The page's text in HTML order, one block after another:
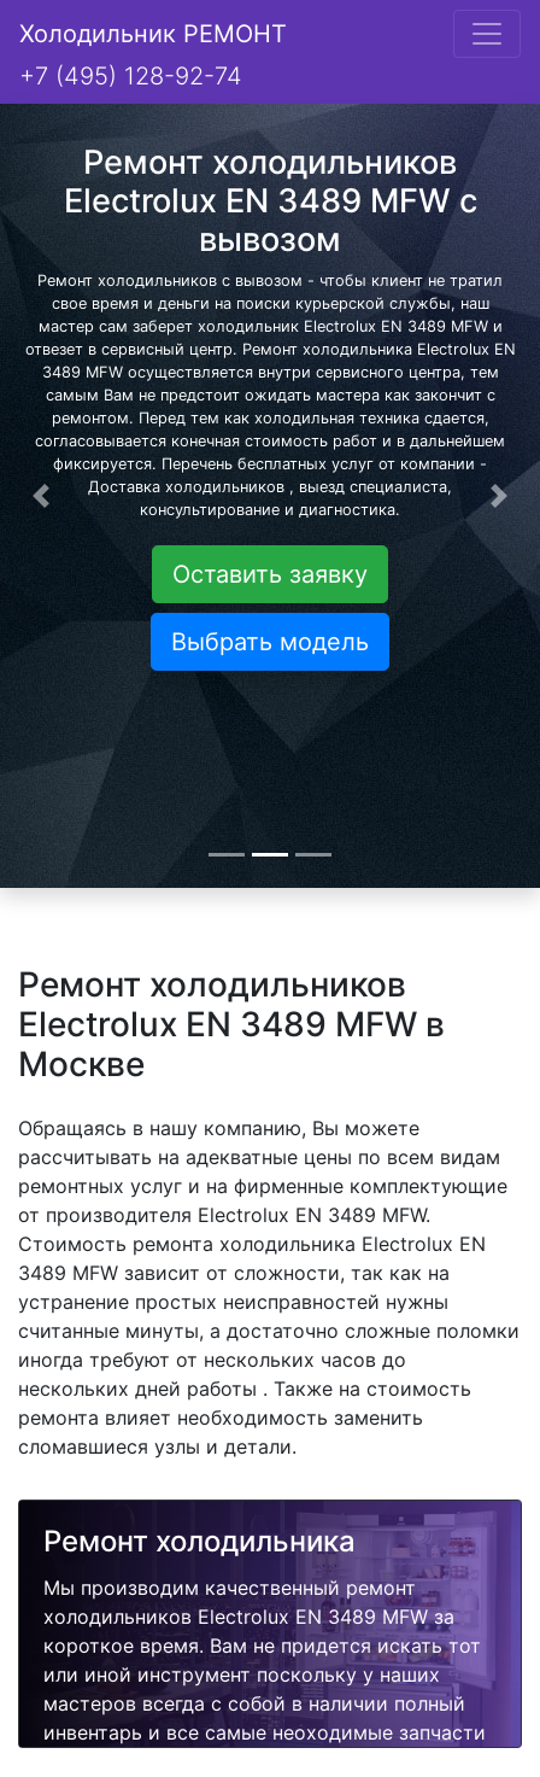
Холодильник РЕМОНТ
+7 (495) 128-92-74
Ремонт холодильников
Electrolux EN 3489 MFW с
вывозом
Ремонт холодильников с вывозом - чтобы клиент не тратил
свое время и деньги на поиски курьерской службы, наш
мастер сам заберет холодильник Electrolux EN 3489 MFW и
отвезет в сервисный центр. Ремонт холодильника Electrolux EN
3489 MFW осуществляется внутри сервисного центра, тем
самым Вам не предстоит ожидать мастера как закончит с
ремонтом. Перед тем как холодильная техника сдается,
согласовывается конечная стоимость работ и в дальнейшем
фиксируется. Перечень бесплатных услуг от компании -
Доставка холодильников , выезд специалиста,
консультирование и диагностика.
Оставить заявку
Выбрать модель
Предыдущая
Ремонт холодильников
Electrolux EN 3489 MFW в
Москве
Обращаясь в нашу компанию, Вы можете
рассчитывать на адекватные цены по всем видам
ремонтных услуг и на фирменные комплектующие
от производителя Electrolux EN 3489 MFW.
Стоимость ремонта холодильника Electrolux EN
3489 MFW зависит от сложности, так как на
устранение простых неисправностей нужны
считанные минуты, а достаточно сложные поломки
иногда требуют от нескольких часов до
нескольких дней работы . Также на стоимость
ремонта влияет необходимость заменить
сломавшиеся узлы и детали.
Ремонт холодильника
Мы производим качественный ремонт
холодильников Electrolux EN 3489 MFW за
короткое время. Вам не придется искать тот
или иной инструмент поскольку у наших
мастеров всегда с собой в наличии полный
инвентарь и все самые неоходимые запчасти